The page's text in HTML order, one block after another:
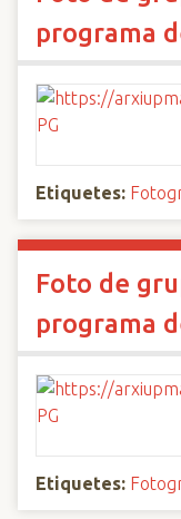
programa
Etiquetes:
Foto de
programa
Etiquetes: